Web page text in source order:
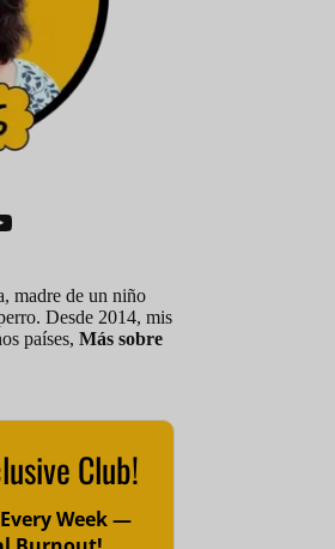
madre de un niño
Desde 2014, mis
países,Más sobre
Club!
Week —